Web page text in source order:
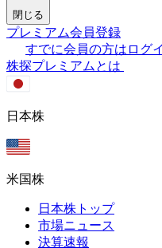
閉じる
プレミアム会員登録
すでに会員の方はログ
株探プレミアムとは
日本株
米国株
日本株トップ
市場ニュース
決算速報